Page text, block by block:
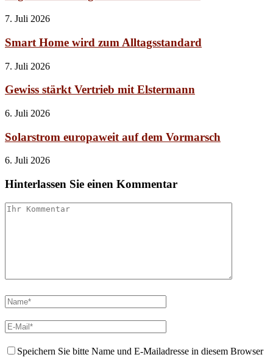
7. Juli 2026
Smart Home wird zum Alltagsstandard
7. Juli 2026
Gewiss stärkt Vertrieb mit Elstermann
6. Juli 2026
Solarstrom europaweit auf dem Vormarsch
6. Juli 2026
Hinterlassen Sie einen Kommentar
Speichern Sie bitte Name und E-Mailadresse in diesem Browser